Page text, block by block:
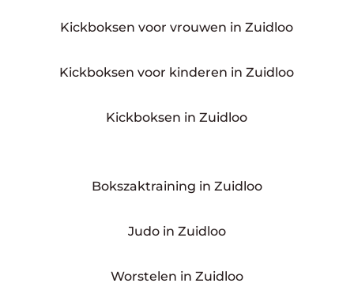
Kickboksen voor vrouwen in Zuidloo
Kickboksen voor kinderen in Zuidloo
Kickboksen in Zuidloo
Bokszaktraining in Zuidloo
Judo in Zuidloo
Worstelen in Zuidloo